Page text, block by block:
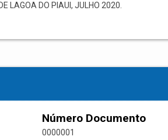
LAGOA DO PIAUI, JULHO 2020.
Número Documento
0000001